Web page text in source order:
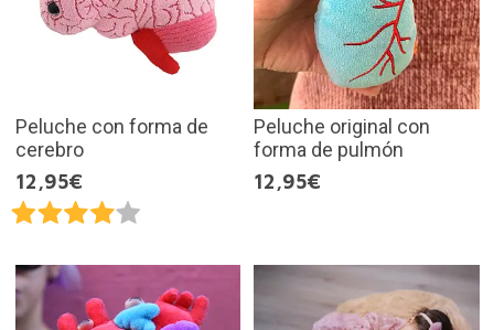
Peluche con forma de
cerebro
12,95€
Peluche original con
forma de pulmón
12,95€